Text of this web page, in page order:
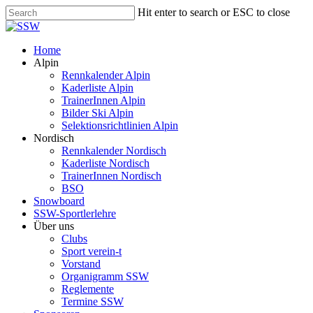
Skip
to
content
Hit enter to search or ESC to close
Close
Menu
Home
Alpin
Rennkalender Alpin
Kaderliste Alpin
TrainerInnen Alpin
Bilder Ski Alpin
Selektionsrichtlinien Alpin
Nordisch
Rennkalender Nordisch
Kaderliste Nordisch
TrainerInnen Nordisch
BSO
Snowboard
SSW-Sportlerlehre
Über uns
Clubs
Sport verein-t
Vorstand
Organigramm SSW
Reglemente
Termine SSW